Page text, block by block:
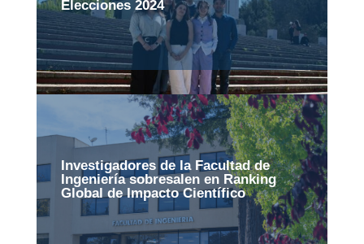
Elecciones 2024
Investigadores de la Facultad de
Ingeniería sobresalen en Ranking
Global de Impacto Científico